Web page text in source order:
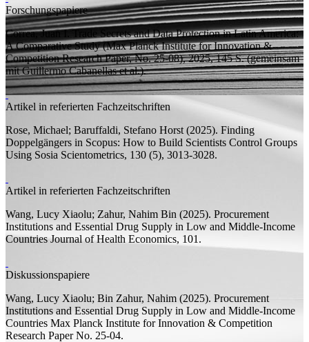
Forschungspapiere
Correa, Juan I. Trade Secrets and Data Protection in Latin America:
A Comparative Study(Max Planck Institute for Innovation &
Competition Research Paper, No. 25-08), 2025, 145S.(gemeinsam
mitGuillermo Cabanellas et al.).
Artikel in referierten Fachzeitschriften
Rose, Michael; Baruffaldi, Stefano Horst (2025). Finding
Doppelgängers in Scopus: How to Build Scientists Control Groups
Using Sosia Scientometrics, 130 (5), 3013-3028.
Artikel in referierten Fachzeitschriften
Wang, Lucy Xiaolu; Zahur, Nahim Bin (2025). Procurement
Institutions and Essential Drug Supply in Low and Middle-Income
CountriesJournal of Health Economics, 101.
Diskussionspapiere
Wang, Lucy Xiaolu; Bin Zahur, Nahim (2025). Procurement
Institutions and Essential Drug Supply in Low and Middle-Income
Countries Max Planck Institute for Innovation & Competition
Research PaperNo. 25-04.